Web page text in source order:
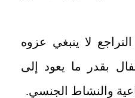
لا ينبغي عزوه
بقدر ما يعود إلى
والنشاط الجنسي.